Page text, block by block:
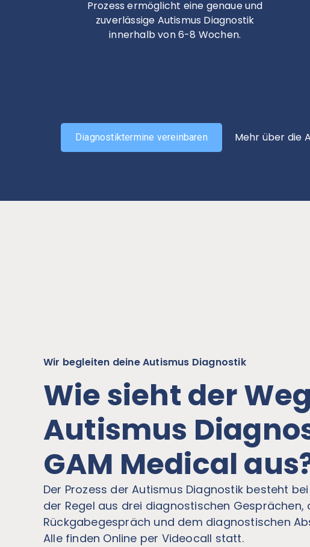
Prozess ermöglicht eine genaue und
zuverlässige Autismus Diagnostik
innerhalb von 6-8 Wochen.
Diagnostiktermine vereinbaren Mehr über die
Wir begleiten deine Autismus Diagnostik
Wie sieht der
Autismus
GAM Medical
Der Prozess der Autismus Diagnostik besteht
der Regel aus drei diagnostischen Gesprächen,
Rückgabegespräch und dem diagnostischen
Alle finden Online per Videocall statt.